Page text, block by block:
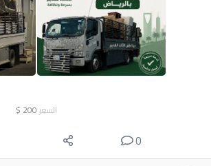
السعر 200
$
0